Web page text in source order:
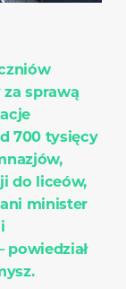
sprawą
700 tysięcy
do liceów,
minister
powiedział